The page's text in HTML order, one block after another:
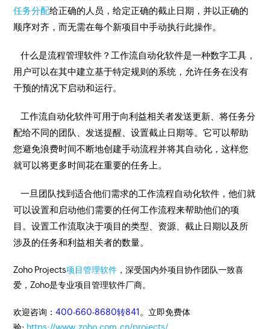
任务分配给正确的人员，给定正确的截止日期，并以正确的
顺序对齐，而无需在每个新项目中手动执行此操作。
什么是流程管理软件？工作流自动化软件是一种数字工具，
用户可以在其中建立基于特定规则的系统，允许任务在没有
干预的情况下启动和运行。
工作流自动化软件可用于向利益相关者发送更新、将任务分
配给不同的团队、发送提醒、设置截止日期等。它可以帮助
您避免浪费时间不断地创建手动流程并将其自动化，这样您
就可以将更多时间花在重要的任务上。
一旦团队找到适合他们需求的工作流程自动化软件，他们就
可以设置和启动他们需要的任何工作流程来帮助他们的项
目。设置工作流取决于项目的类型、资源、截止日期以及所
涉及的任务和利益相关者的数量。
Zoho Projects项目管理软件 ，深受国内外项目协作团队一致喜
爱，Zoho是专业项目管理软件厂商。
欢迎咨询：400-660-8680转841 。立即免费体